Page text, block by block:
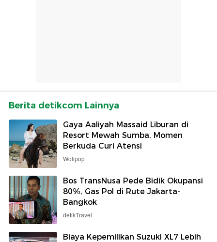
Berita detikcom Lainnya
Gaya Aaliyah Massaid Liburan di
Resort Mewah Sumba, Momen
Berkuda Curi Atensi
Wolipop
Bos TransNusa Pede Bidik Okupansi
80%, Gas Pol di Rute Jakarta-
Bangkok
detikTravel
Biaya Kepemilikan Suzuki XL7 Lebih